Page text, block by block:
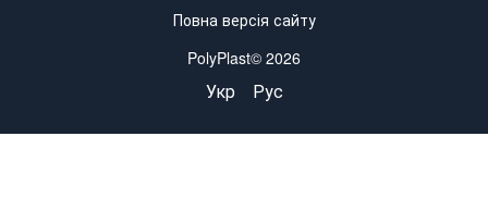
Повна версія сайту
PolyPlast© 2026
Укр Рус